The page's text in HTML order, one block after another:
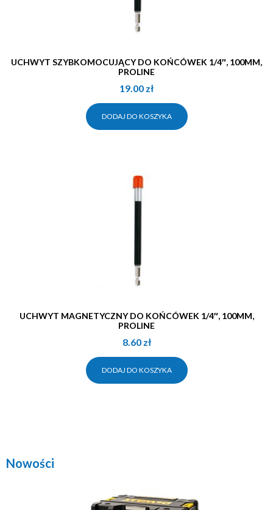
UCHWYT SZYBKOMOCUJĄCY DO KOŃCÓWEK 1/4″, 100MM,
PROLINE
19.00 zł
DODAJ DO KOSZYKA
UCHWYT MAGNETYCZNY DO KOŃCÓWEK 1/4″, 100MM,
PROLINE
8.60 zł
DODAJ DO KOSZYKA
Nowości